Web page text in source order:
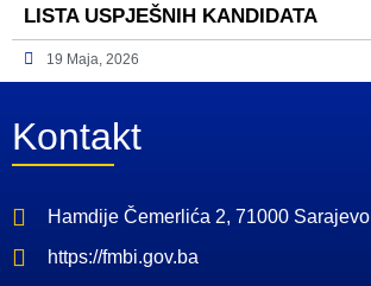
LISTA USPJEŠNIH KANDIDATA
19 Maja, 2026
Kontakt
Hamdije Čemerlića 2, 71000 Sarajevo
https://fmbi.gov.ba